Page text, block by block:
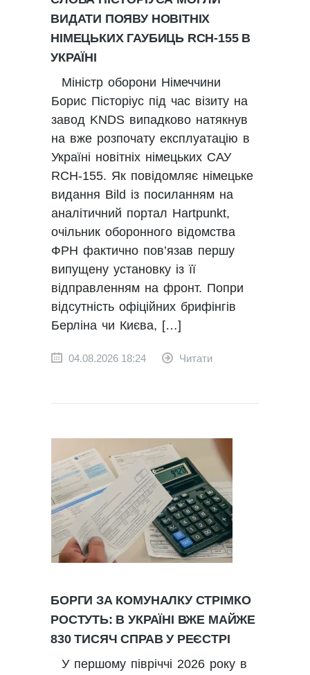
ВИДАТИ ПОЯВУ НОВІТНІХ
НІМЕЦЬКИХ ГАУБИЦЬ RCH-155 В
УКРАЇНІ
Міністр оборони Німеччини
Борис Пісторіус під час візиту на
завод KNDS випадково натякнув
на вже розпочату експлуатацію в
Україні новітніх німецьких САУ
RCH-155. Як повідомляє німецьке
видання Bild із посиланням на
аналітичний портал Hartpunkt,
очільник оборонного відомства
ФРН фактично пов’язав першу
випущену установку із її
відправленням на фронт. Попри
відсутність офіційних брифінгів
Берліна чи Києва, […]
04.08.2026 18:24 Читати
БОРГИ ЗА КОМУНАЛКУ СТРІМКО
РОСТУТЬ: В УКРАЇНІ ВЖЕ МАЙЖЕ
830 ТИСЯЧ СПРАВ У РЕЄСТРІ
У першому півріччі 2026 року в